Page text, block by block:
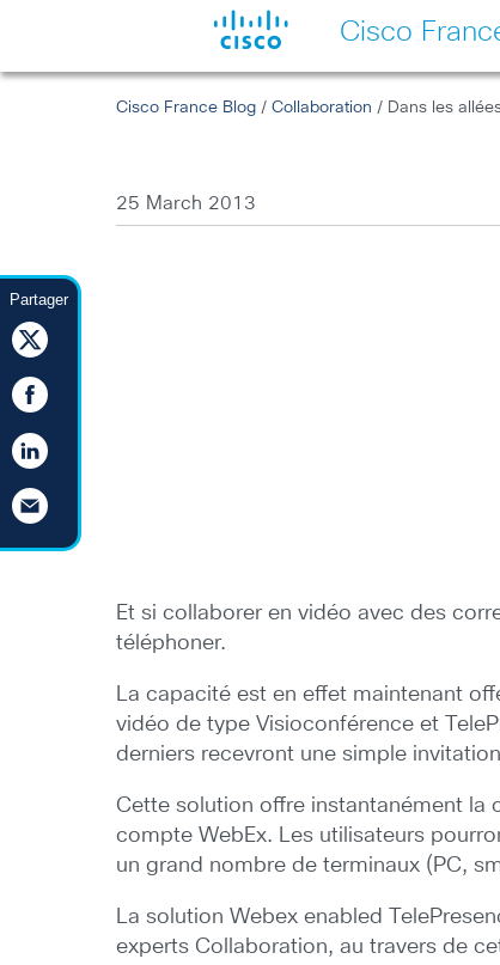
Cisco
Partager
Cisco France Blog /Collaboration / Dans les
25 March 2013
Et si collaborer en vidéo avec des
téléphoner.
La capacité est en effet maintenant
vidéo de type Visioconférence et
derniers recevront une simple
Cette solution offre instantanément la
compte WebEx. Les utilisateurs
un grand nombre de terminaux (PC,
La solution Webex enabled
experts Collaboration, au travers de